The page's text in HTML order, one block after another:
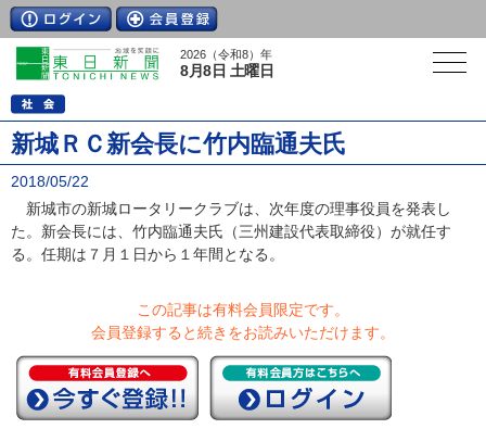
2026（令和8）年
8月8日 土曜日
新城ＲＣ新会長に竹内臨通夫氏
2018/05/22
新城市の新城ロータリークラブは、次年度の理事役員を発表し
た。新会長には、竹内臨通夫氏（三州建設代表取締役）が就任す
る。任期は７月１日から１年間となる。
この記事は有料会員限定です。
会員登録すると続きをお読みいただけます。